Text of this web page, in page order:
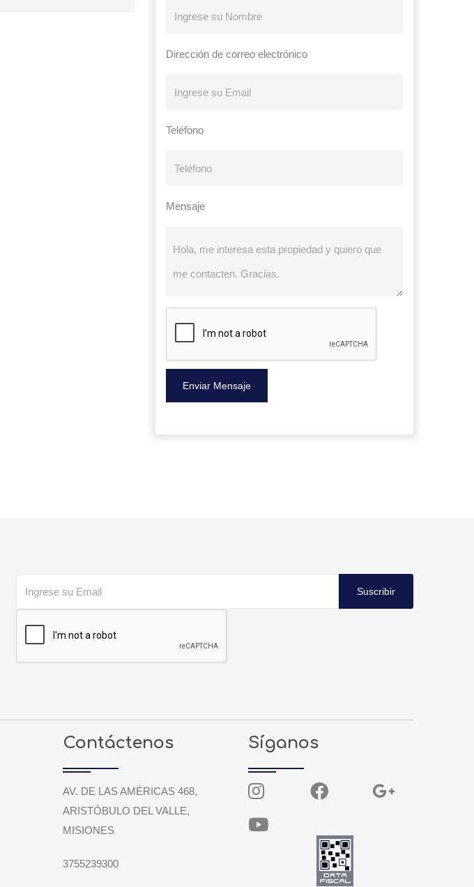
Dirección de correo electrónico
Teléfono
Mensaje
Enviar Mensaje
Suscribir
Contáctenos
AV. DE LAS AMÉRICAS 468,
ARISTÓBULO DEL VALLE,
MISIONES
3755239300
Síganos